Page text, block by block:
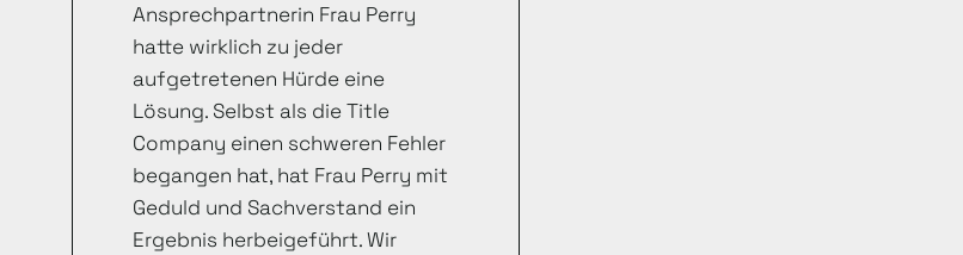
Ansprechpartnerin Frau Perry
hatte wirklich zu jeder
aufgetretenen Hürde eine
Lösung. Selbst als die Title
Company einen schweren Fehler
begangen hat, hat Frau Perry mit
Geduld und Sachverstand ein
Ergebnis herbeigeführt. Wir